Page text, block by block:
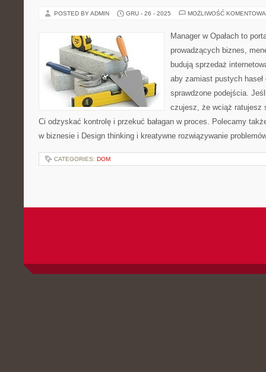
POSTED BY ADMIN GRU - 26 - 2025 MOŻLIWOŚĆ
Manager w Opałach to
prowadzących biznes,
budują sprzedaż
aby zamiast pustych
sprawdzone podejścia.
czujesz, że wciąż ratujesz
Ci odzyskać kontrolę i przekuć bałagan w proces. Polecamy
w biznesie i Design thinking i kreatywne rozwiązywanie
CATEGORIES: DOM